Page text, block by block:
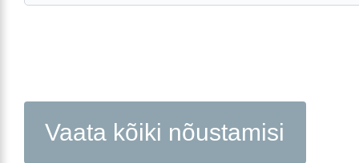
Vaata kõiki nõustamisi